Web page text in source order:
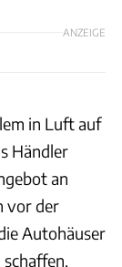
ANZEIGE
in Luft auf
Händler
an
vor der
Autohäuser